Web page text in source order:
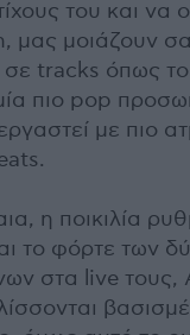
του και να
μας μοιάζουν
tracks όπως το
πιο pop
με πιο
η ποικιλία
το φόρτε των
στα live τους,